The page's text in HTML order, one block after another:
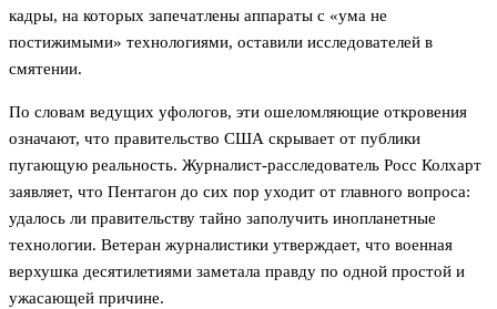
кадры, на которых запечатлены аппараты с «ума не
постижимыми» технологиями, оставили исследователей в
смятении.
По словам ведущих уфологов, эти ошеломляющие откровения
означают, что правительство США скрывает от публики
пугающую реальность. Журналист-расследователь Росс Колхарт
заявляет, что Пентагон до сих пор уходит от главного вопроса:
удалось ли правительству тайно заполучить инопланетные
технологии. Ветеран журналистики утверждает, что военная
верхушка десятилетиями заметала правду по одной простой и
ужасающей причине.